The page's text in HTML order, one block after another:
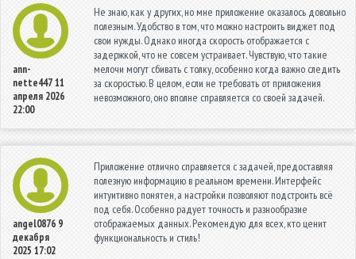
ann-
nette44711
апреля 2026
22:00
Не знаю, как у других, но мне приложение оказалось довольно
полезным. Удобство в том, что можно настроить виджет под
свои нужды. Однако иногда скорость отображается с
задержкой, что не совсем устраивает. Чувствую, что такие
мелочи могут сбивать с толку, особенно когда важно следить
за скоростью. В целом, если не требовать от приложения
невозможного, оно вполне справляется со своей задачей.
angel0876 9
декабря
2025 17:02
Приложение отлично справляется с задачей, предоставляя
полезную информацию в реальном времени. Интерфейс
интуитивно понятен, а настройки позволяют подстроить всё
под себя. Особенно радует точность и разнообразие
отображаемых данных. Рекомендую для всех, кто ценит
функциональность и стиль!